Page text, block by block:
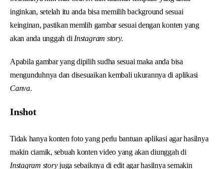
inginkan, setelah itu anda bisa memilih background sesuai
keinginan, pastikan memlih gambar sesuai dengan konten yang
akan anda unggah di Instagram story.
Apabila gambar yang dipilih sudha sesuai maka anda bisa
mengunduhnya dan disesuaikan kembali ukurannya di aplikasi
Canva.
Inshot
Tidak hanya konten foto yang perlu bantuan aplikasi agar hasilnya
makin ciamik, sebuah konten video yang akan diunggah di
Instagram storyjuga sebaiknya di edit agar hasilnya semakin